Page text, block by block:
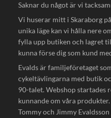
Saknar du något är vi
Vi huserar mitt i Skaraborg
unika läge kan vi hålla nere
fylla upp butiken och lagret
kunna förse dig som kund
Evalds är familjeföretaget
cykeltävlingarna med butik
90-talet. Webshop startades
kunnande om våra
Tommy och Jimmy